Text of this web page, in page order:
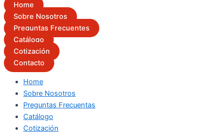
Home
Sobre Nosotros
Preguntas Frecuentes
Catálogo
Cotización
Contacto
Home
Sobre Nosotros
Preguntas Frecuentas
Catálogo
Cotización